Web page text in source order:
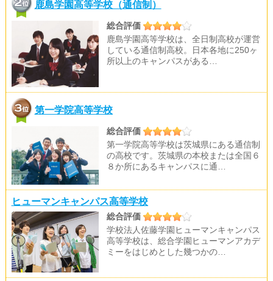
鹿島学園高等学校（通信制）
総合評価
鹿島学園高等学校は、全日制高校が運営
している通信制高校。日本各地に250ヶ
所以上のキャンパスがある…
第一学院高等学校
総合評価
第一学院高等学校は茨城県にある通信制
の高校です。茨城県の本校または全国６
８か所にあるキャンパスに通…
ヒューマンキャンパス高等学校
総合評価
学校法人佐藤学園ヒューマンキャンパス
高等学校は、総合学園ヒューマンアカデ
ミーをはじめとした幾つかの…